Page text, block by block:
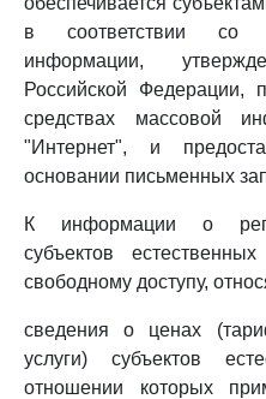
в соответствии со
информации,
Российской Федерации,
средствах массовой
"Интернет", и
основании письменных
К информации о
субъектов
свободному доступу,
сведения о ценах
услуги) субъектов
отношении которых